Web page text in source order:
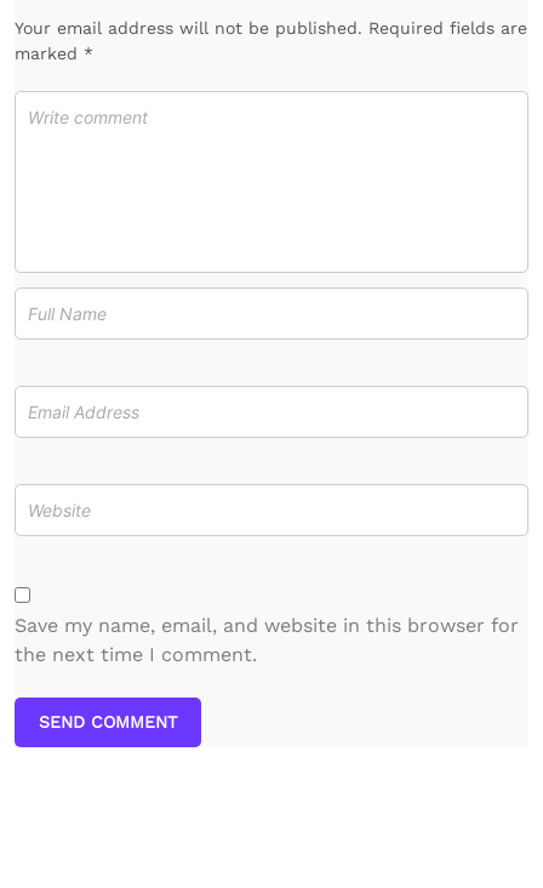
Your email address will not be published. Required fields are
marked *
Save my name, email, and website in this browser for
the next time I comment.
SEND COMMENT